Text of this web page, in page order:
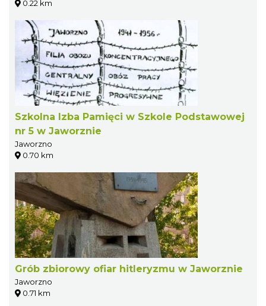
0.22 km
Szkolna Izba Pamięci w Szkole Podstawowej
nr 5 w Jaworznie
Jaworzno
0.70 km
Grób zbiorowy ofiar hitleryzmu w Jaworznie
Jaworzno
0.71 km